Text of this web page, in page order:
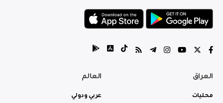
العراق
محليات
العالم
عربي ودولي